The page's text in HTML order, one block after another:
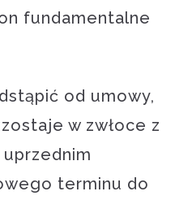
fundamentalne
od umowy,
w zwłoce z
terminu do